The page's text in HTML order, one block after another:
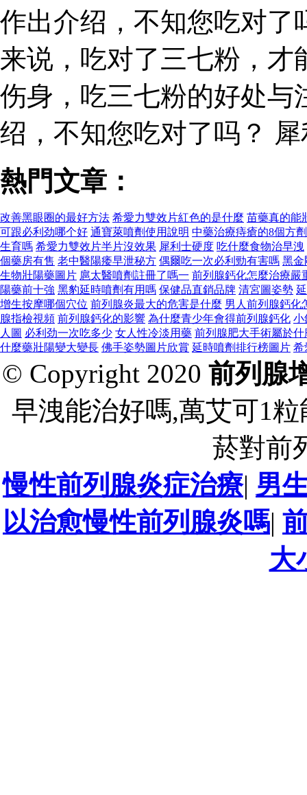
作出介绍，不知您吃对
来说，吃对了三七粉，才
伤身，吃三七粉的好处与
绍，不知您吃对了吗？
熱門文章：
改善黑眼圈的最好方法 希愛力雙效片紅色的是什麼 苗藥真的能
可跟必利劲哪个好 通寶萊噴劑使用說明 中藥治療痔瘡的8個方劑
生育嗎 希愛力雙效片半片沒效果 犀利士硬度 吃什麼食物治早洩
個藥房有售 老中醫陽痿早泄秘方 偶爾吃一次必利勁有害嗎 黑金
生物壯陽藥圖片 扈太醫噴劑註冊了嗎一 前列腺鈣化怎麼治療嚴
陽藥前十強 黑豹延時噴劑有用嗎 保健品直銷品牌 清宮圖姿勢
增生按摩哪個穴位 前列腺炎最大的危害是什麼 男人前列腺鈣化
腺指檢視頻 前列腺鈣化的影響 為什麼青少年會得前列腺鈣化 小
人圖 必利劲一次吃多少 女人性冷淡用藥 前列腺肥大手術屬於什
什麼藥壯陽變大變長 佛手姿勢圖片欣賞 延時噴劑排行榜圖片 希
© Copyright 2020 前列腺
早洩能治好嗎,萬艾可1
菸對前
慢性前列腺炎症治療| 男
以治愈慢性前列腺炎嗎|
大